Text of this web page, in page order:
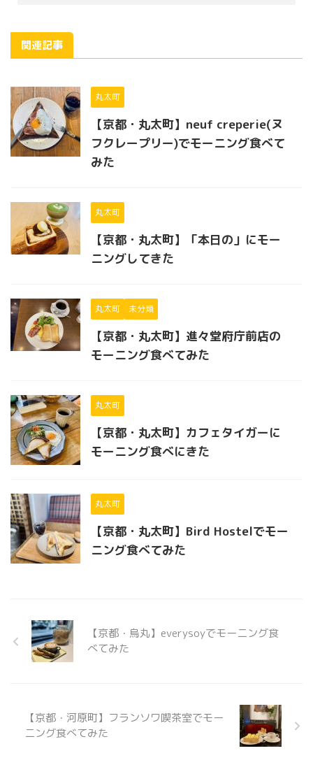
関連記事
丸太町
【京都・丸太町】neuf creperie(ヌ
フクレープリー)でモーニング食べて
みた
丸太町
【京都・丸太町】「本日の」にモー
ニングしてきた
丸太町 未分類
【京都・丸太町】進々堂府庁前店の
モーニング食べてみた
丸太町
【京都・丸太町】カフェタイガーに
モーニング食べにきた
丸太町
【京都・丸太町】Bird Hostelでモー
ニング食べてみた
【京都・烏丸】everysoyでモーニング食
べてみた
【京都・河原町】フランソワ喫茶室でモー
ニング食べてみた